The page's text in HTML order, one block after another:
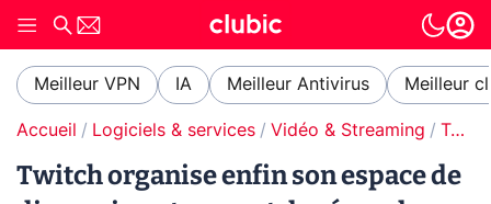
Meilleur VPN IA Meilleur Antivirus Meilleur
Accueil Logiciels & services Vidéo & Streaming Twitch
Twitch organise enfin son espace de